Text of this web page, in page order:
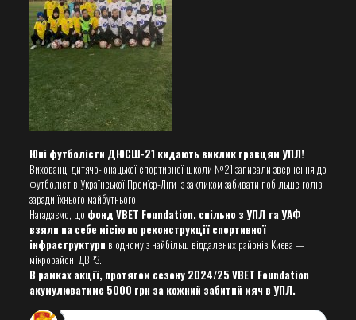
Юні футболісти ДЮСШ-21 кидають виклик гравцям УПЛ!
Вихованці дитячо-юнацької спортивної школи №21 записали звернення до
футболістів Української Прем’єр-Ліги із закликом забивати побільше голів
заради їхнього майбутнього.
Нагадаємо, що фонд VBET Foundation, спільно з УПЛ та УАФ
взяли на себе місію по реконструкції спортивної
інфраструктури в одному з найбільш віддалених районів Києва —
мікрорайоні ДВРЗ.
В рамках акції, протягом сезону 2024/25 VBET Foundation
акумулюватиме 5000 грн за кожний забитий мяч в УПЛ.